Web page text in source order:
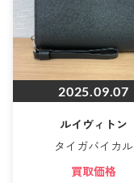
2025.09.07
ルイヴィトン
タイガバイカル
買取価格